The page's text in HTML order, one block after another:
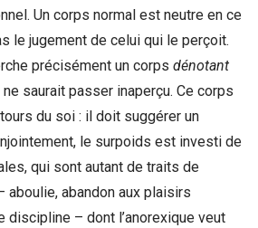
Un corps normal est neutre en ce
le jugement de celui qui le perçoit.
précisément un corps dénotant
saurait passer inaperçu. Ce corps
du soi : il doit suggérer un
le surpoids est investi de
qui sont autant de traits de
abandon aux plaisirs
discipline – dont l’anorexique veut